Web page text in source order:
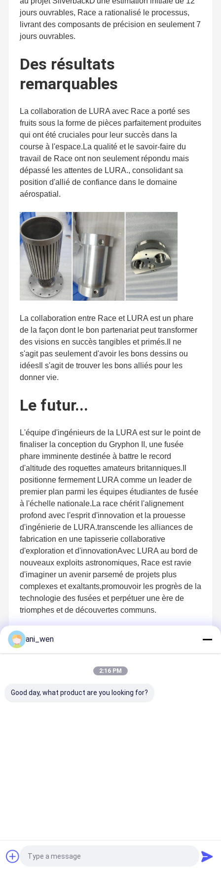
jours ouvrables, Race a rationalisé le processus,
livrant des composants de précision en seulement 7
jours ouvrables.
Des résultats
remarquables
La collaboration de LURA avec Race a porté ses
fruits sous la forme de pièces parfaitement produites
qui ont été cruciales pour leur succès dans la
course à l'espace.La qualité et le savoir-faire du
travail de Race ont non seulement répondu mais
dépassé les attentes de LURA., consolidant sa
position d'allié de confiance dans le domaine
aérospatial.
La collaboration entre Race et LURA est un phare
de la façon dont le bon partenariat peut transformer
des visions en succès tangibles et primés.Il ne
s'agit pas seulement d'avoir les bons dessins ou
idéesIl s'agit de trouver les bons alliés pour les
donner vie.
Le futur...
L'équipe d'ingénieurs de la LURA est sur le point de
finaliser la conception du Gryphon II, une fusée
phare imminente destinée à battre le record
d'altitude des roquettes amateurs britanniques.Il
positionne fermement LURA comme un leader de
premier plan parmi les équipes étudiantes de fusée
à l'échelle nationale.La race chérit l'alignement
profond avec l'esprit d'innovation et la prouesse
d'ingénierie de LURA.transcende les alliances de
fabrication en une tapisserie collaborative
d'exploration et d'innovationAvec LURA au bord de
nouveaux exploits astronomiques, Race est ravie
d'imaginer un avenir parsemé de projets plus
complexes et exaltants,promouvoir les progrès de la
technologie des fusées et perpétuer une ère de
triomphes et de découvertes communs.
Recommended Products
Shenzhen Antac Technology Limited. All Rights Reserved.
ani_wen
2:16 PM
Good day, what product are you looking for?